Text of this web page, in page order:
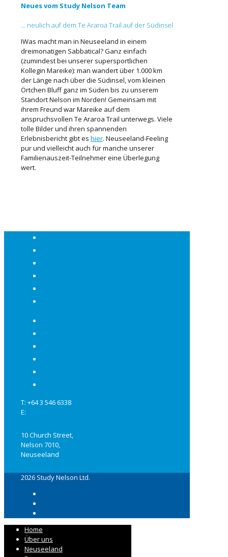
Neues vom Study Nelson Team
… neulich auf dem Te Araroa Trail auf der Südinsel
IWas macht man in Neuseeland in einem
dreimonatigen Sabbatical? Ganz einfach
(zumindest bei unserer supersportlichen
Kollegin Mareike): man wandert über 1.000 km
der Länge nach über die Südinsel, vom kleinen
Örtchen Bluff ganz im Süden bis zu unserem
Standort Nelson im Norden! Gemeinsam mit
ihrem Freund war Mareike auf dem
anspruchsvollen Te Araroa Trail unterwegs. Viele
tolle Bilder und ihren spannenden
Erlebnisbericht gibt es hier. Neuseeland-Feeling
pur und vielleicht auch für manche unserer
Familienauszeit-Teilnehmer eine Überlegung
wert.
T: +64 3 546 6338
E:
10 Church Street,
Nelson 7010,
Neuseeland
2026 Study Nelson Ltd.
Home
Über uns
Neuseeland